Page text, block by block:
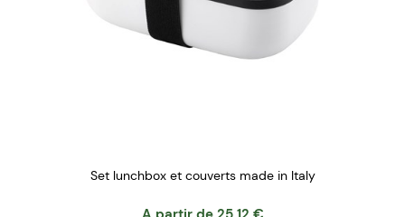
Set lunchbox et couverts made in Italy